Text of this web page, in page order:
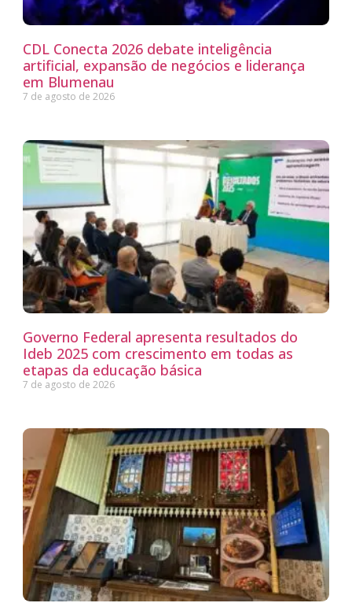
CDL Conecta 2026 debate inteligência
artificial, expansão de negócios e liderança
em Blumenau
7 de agosto de 2026
Governo Federal apresenta resultados do
Ideb 2025 com crescimento em todas as
etapas da educação básica
7 de agosto de 2026